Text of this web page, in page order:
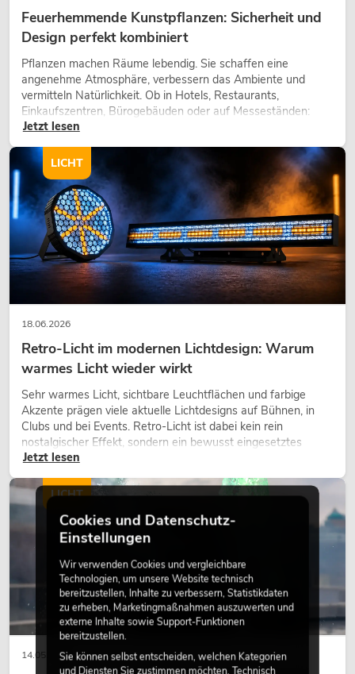
Feuerhemmende Kunstpflanzen: Sicherheit und
Design perfekt kombiniert
Pflanzen machen Räume lebendig. Sie schaffen eine
angenehme Atmosphäre, verbessern das Ambiente und
vermitteln Natürlichkeit. Ob in Hotels, Restaurants,
Einkaufszentren, Bürogebäuden oder auf Messeständen:
eine hochwertige Begrünung gehört heute längst zum
Jetzt lesen
18.06.2026
Retro-Licht im modernen Lichtdesign: Warum
warmes Licht wieder wirkt
Sehr warmes Licht, sichtbare Leuchtflächen und farbige
Akzente prägen viele aktuelle Lichtdesigns auf Bühnen, in
Clubs und bei Events. Retro-Licht ist dabei kein rein
nostalgischer Effekt, sondern ein bewusst eingesetztes
Gestaltungsmittel: Es schafft Atmosphäre, gibt Szenen
wirken lassen.
Jetzt lesen
LICHT
14.05.2026
LICHT
Cookies und Datenschutz-
Einstellungen
Wir verwenden Cookies und vergleichbare
Technologien, um unsere Website technisch
bereitzustellen, Inhalte zu verbessern, Statistikdaten
zu erheben, Marketingmaßnahmen auszuwerten und
externe Inhalte sowie Support-Funktionen
bereitzustellen.
Sie können selbst entscheiden, welchen Kategorien
und Diensten Sie zustimmen möchten. Technisch